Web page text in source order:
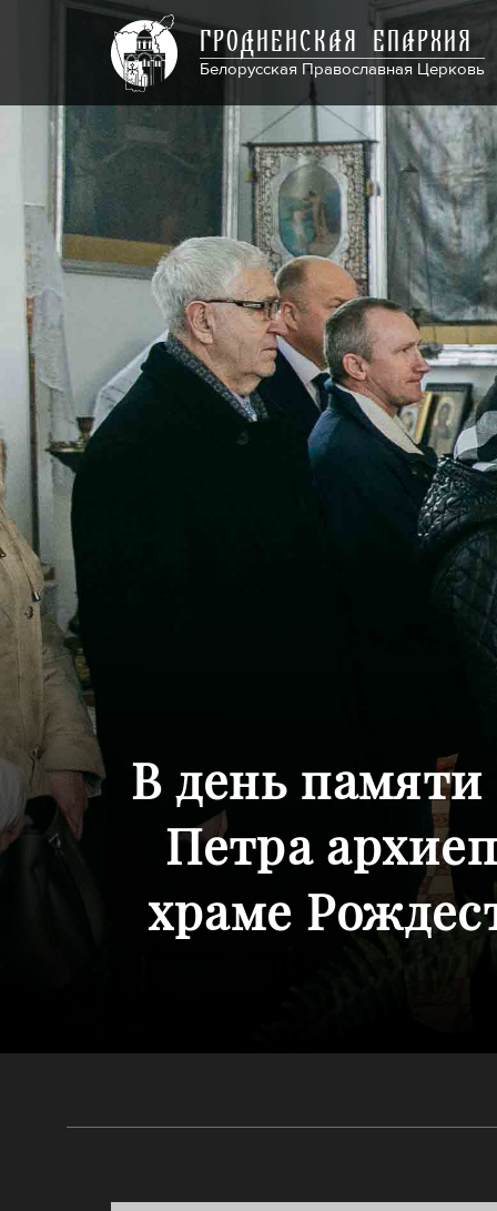
ГРОДНЕНСКАЯ ЕПАРХИЯ
Белорусская Православная Церковь
В день
Петра
храме